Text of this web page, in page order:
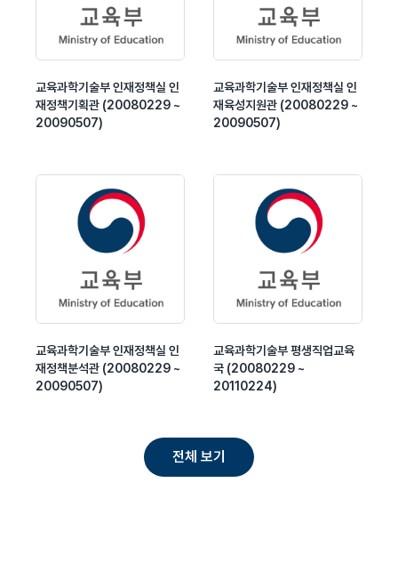
교육과학기술부 인재정책실 인
재정책기획관 (20080229 ~
20090507)
교육과학기술부 인재정책실 인
재육성지원관 (20080229 ~
20090507)
교육과학기술부 인재정책실 인
재정책분석관 (20080229 ~
20090507)
교육과학기술부 평생직업교육
국 (20080229 ~
20110224)
전체 보기